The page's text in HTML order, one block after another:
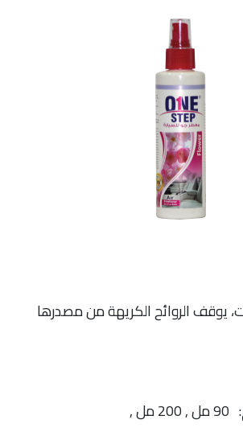
يوقف الروائح الكريهة من مصدرها
: 90 مل , 200 مل ,